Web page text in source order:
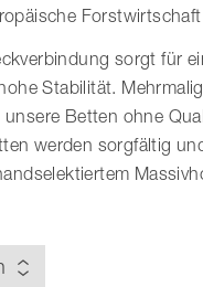
Forstwirtschaft
sorgt für
Stabilität.
unsere Betten ohne
werden sorgfältig